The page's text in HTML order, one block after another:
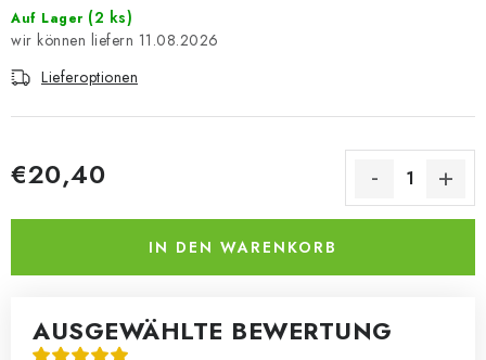
Datenschutzbestimmungen
Großhandel
Auf Lager (2 ks)
11.08.2026
Lieferoptionen
€20,40
IN DEN WARENKORB
AUSGEWÄHLTE BEWERTUNG